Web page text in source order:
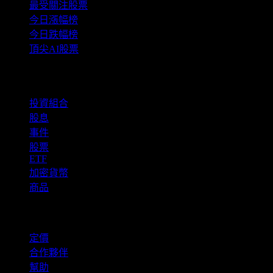
最受關注股票
今日漲幅榜
今日跌幅榜
頂尖AI股票
投資組合
股息
事件
股票
ETF
加密貨幣
商品
定價
合作夥伴
幫助